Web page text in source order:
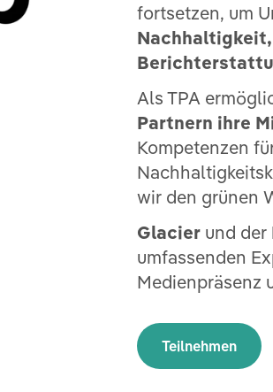
fortsetzen, um
Als TPA
Partnern ihre
Kompetenzen
wir den grünen
Glacier und der
umfassenden
Medienpräsenz
Teilnehmen